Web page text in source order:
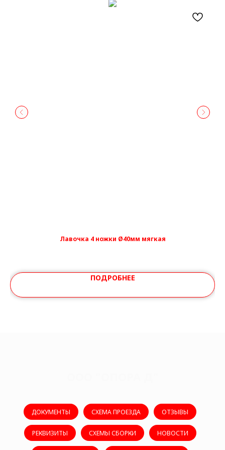
Лавочка 4 ножки Ø40мм мягкая
ПОДРОБНЕЕ
ДОКУМЕНТЫ СХЕМА ПРОЕЗДА ОТЗЫВЫ
РЕКВИЗИТЫ СХЕМЫ СБОРКИ НОВОСТИ